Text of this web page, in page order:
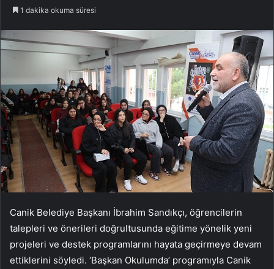
1 dakika okuma süresi
Canik Belediye Başkanı İbrahim Sandıkçı, öğrencilerin
talepleri ve önerileri doğrultusunda eğitime yönelik yeni
projeleri ve destek programlarını hayata geçirmeye devam
ettiklerini söyledi. ‘Başkan Okulumda’ programıyla Canik